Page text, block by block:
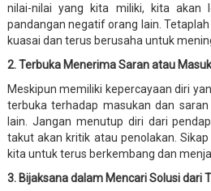
nilai-nilai yang kita miliki, kita akan
pandangan negatif orang lain.
kuasai dan terus berusaha untuk
2. Terbuka Menerima Saran atau
Meskipun memiliki kepercayaan diri
terbuka terhadap masukan dan
lain. Jangan menutup diri dari
takut akan kritik atau penolakan.
kita untuk terus berkembang dan
3. Bijaksana dalam Mencari Solusi dari